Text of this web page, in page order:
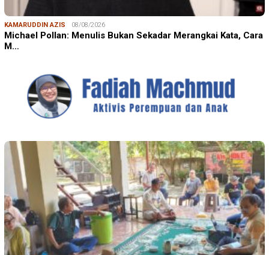
KAMARUDDIN AZIS 08/08/2026
Michael Pollan: Menulis Bukan Sekadar Merangkai Kata, Cara
M…